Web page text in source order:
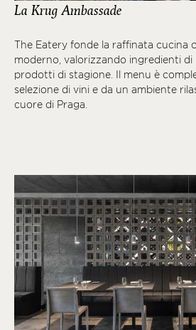
La Krug Ambassade
The Eatery fonde la raffinata cucina
moderno, valorizzando ingredienti di
prodotti di stagione. Il menu è
selezione di vini e da un ambiente
cuore di Praga.